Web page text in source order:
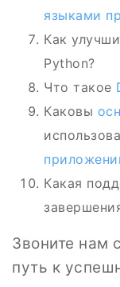
языками
Как
Python?
Что такое
Каковы
Какая
Звоните нам
путь к